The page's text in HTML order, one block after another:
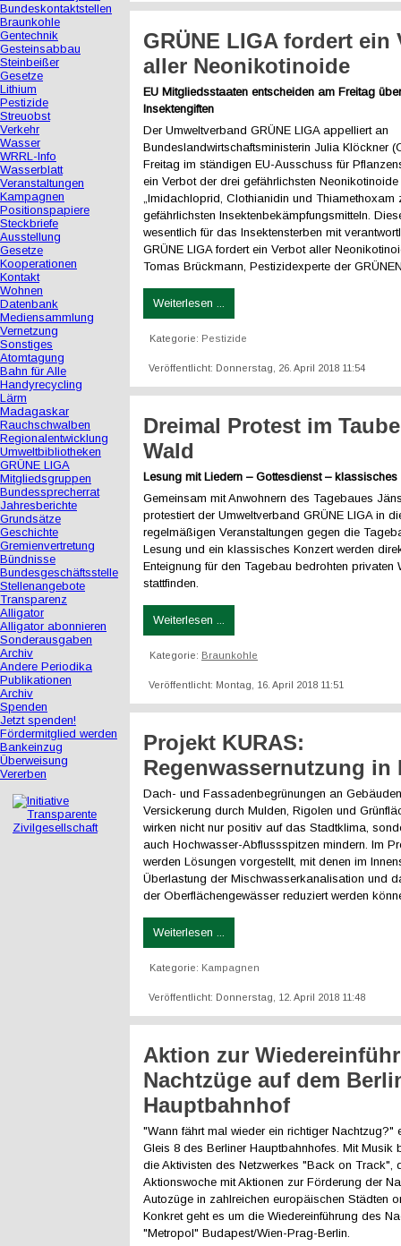
Bundeskontaktstellen
Braunkohle
Gentechnik
Gesteinsabbau
Steinbeißer
Gesetze
Lithium
Pestizide
Streuobst
Verkehr
Wasser
WRRL-Info
Wasserblatt
Veranstaltungen
Kampagnen
Positionspapiere
Steckbriefe
Ausstellung
Gesetze
Kooperationen
Kontakt
Wohnen
Datenbank
Mediensammlung
Vernetzung
Sonstiges
Atomtagung
Bahn für Alle
Handyrecycling
Lärm
Madagaskar
Rauchschwalben
Regionalentwicklung
Umweltbibliotheken
GRÜNE LIGA
Mitgliedsgruppen
Bundessprecherrat
Jahresberichte
Grundsätze
Geschichte
Gremienvertretung
Bündnisse
Bundesgeschäftsstelle
Stellenangebote
Transparenz
Alligator
Alligator abonnieren
Sonderausgaben
Archiv
Andere Periodika
Publikationen
Archiv
Spenden
Jetzt spenden!
Fördermitglied werden
Bankeinzug
Überweisung
Vererben
GRÜNE LIGA fordert ein
aller Neonikotinoide
EU Mitgliedsstaaten entscheiden am Freitag
Insektengiften
Der Umweltverband GRÜNE LIGA appelliert an
Bundeslandwirtschaftsministerin Julia Klöckner
Freitag im ständigen EU-Ausschuss für
ein Verbot der drei gefährlichsten
„Imidachloprid, Clothianidin und Thiamethoxam
gefährlichsten Insektenbekämpfungsmitteln.
wesentlich für das Insektensterben mit
GRÜNE LIGA fordert ein Verbot aller
Tomas Brückmann, Pestizidexperte der
Weiterlesen ...
Kategorie: Pestizide
Veröffentlicht: Donnerstag, 26. April 2018 11:54
Dreimal Protest im
Wald
Lesung mit Liedern – Gottesdienst – klassisches
Gemeinsam mit Anwohnern des Tagebaues
protestiert der Umweltverband GRÜNE LIGA in
regelmäßigen Veranstaltungen gegen die
Lesung und ein klassisches Konzert werden
Enteignung für den Tagebau bedrohten privaten
stattfinden.
Weiterlesen ...
Kategorie: Braunkohle
Veröffentlicht: Montag, 16. April 2018 11:51
Projekt KURAS:
Regenwassernutzung in
Dach- und Fassadenbegrünungen an
Versickerung durch Mulden, Rigolen und
wirken nicht nur positiv auf das Stadtklima,
auch Hochwasser-Abflussspitzen mindern. Im
werden Lösungen vorgestellt, mit denen im
Überlastung der Mischwasserkanalisation und
der Oberflächengewässer reduziert werden
Weiterlesen ...
Kategorie: Kampagnen
Veröffentlicht: Donnerstag, 12. April 2018 11:48
Aktion zur
Nachtzüge auf dem
Hauptbahnhof
"Wann fährt mal wieder ein richtiger Nachtzug?"
Gleis 8 des Berliner Hauptbahnhofes. Mit Musik
die Aktivisten des Netzwerkes "Back on Track",
Aktionswoche mit Aktionen zur Förderung der
Autozüge in zahlreichen europäischen Städten
Konkret geht es um die Wiedereinführung des
"Metropol" Budapest/Wien-Prag-Berlin.